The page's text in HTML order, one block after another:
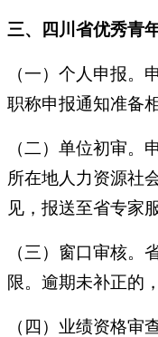
三、四川省优秀青
（一）个人申报
职称申报通知准备
（二）单位初审
所在地人力资源社
见，报送至省专家
（三）窗口审核
限。逾期未补正的
（四）业绩资格